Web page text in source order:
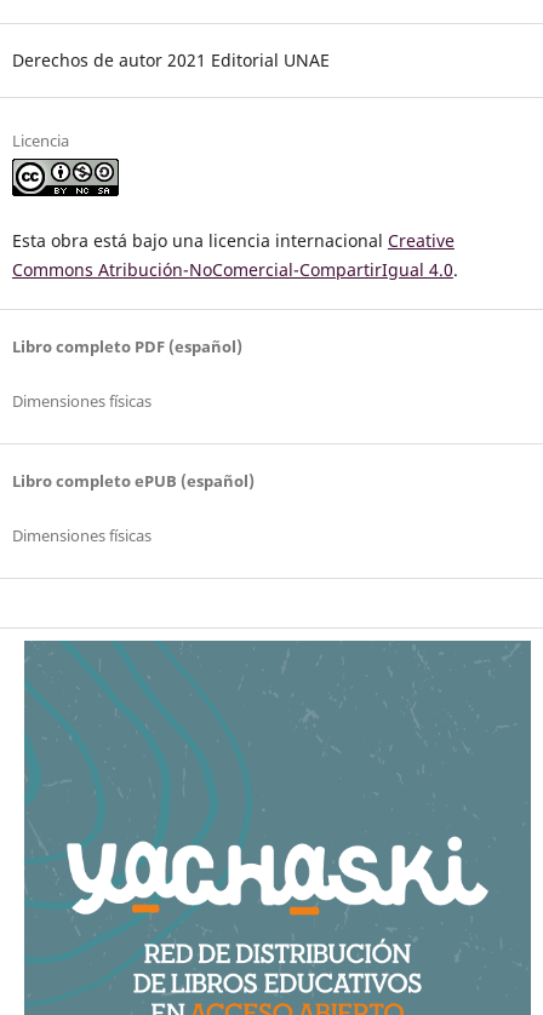
Derechos de autor 2021 Editorial UNAE
Licencia
Esta obra está bajo una licencia internacional Creative
Commons Atribución-NoComercial-CompartirIgual 4.0.
Libro completo PDF (español)
Dimensiones físicas
Libro completo ePUB (español)
Dimensiones físicas